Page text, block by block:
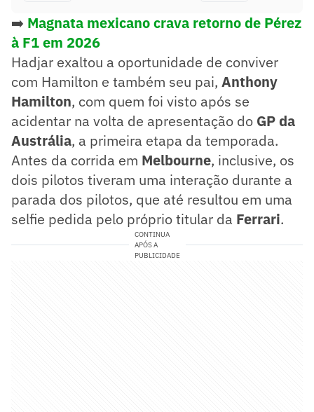
➡️ Magnata mexicano crava retorno de Pérez
à F1 em 2026
Hadjar exaltou a oportunidade de conviver
com Hamilton e também seu pai, Anthony
Hamilton, com quem foi visto após se
acidentar na volta de apresentação do GP da
Austrália, a primeira etapa da temporada.
Antes da corrida em Melbourne, inclusive, os
dois pilotos tiveram uma interação durante a
parada dos pilotos, que até resultou em uma
selfie pedida pelo próprio titular da Ferrari.
CONTINUA
APÓS A
PUBLICIDADE